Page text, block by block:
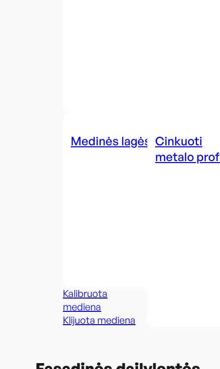
Medinės lagės
Kalibruota
mediena
Klijuota mediena
Cinkuoti
metalo